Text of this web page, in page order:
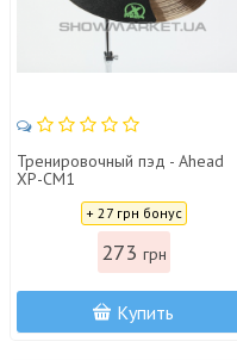
Тренировочный пэд - Ahead
XP-CM1
+ 27 грн бонус
273 грн
Купить